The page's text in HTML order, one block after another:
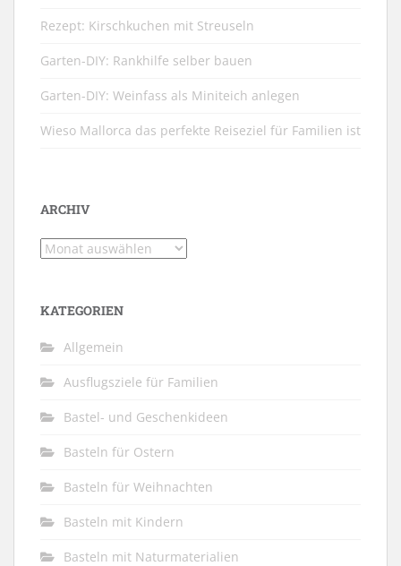
Rezept: Kirschkuchen mit Streuseln
Garten-DIY: Rankhilfe selber bauen
Garten-DIY: Weinfass als Miniteich anlegen
Wieso Mallorca das perfekte Reiseziel für Familien ist
ARCHIV
Archiv
KATEGORIEN
Allgemein
Ausflugsziele für Familien
Bastel- und Geschenkideen
Basteln für Ostern
Basteln für Weihnachten
Basteln mit Kindern
Basteln mit Naturmaterialien